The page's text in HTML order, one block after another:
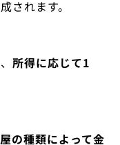
されます。
所得に応じて1
の種類によって金